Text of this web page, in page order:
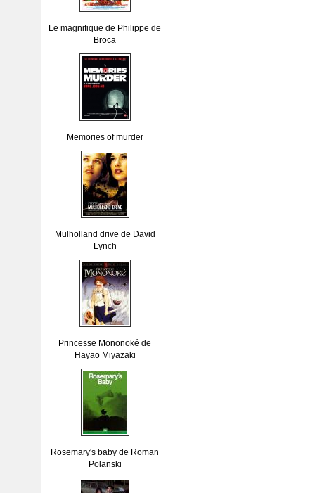
Le magnifique de Philippe de
Broca
Memories of murder
Mulholland drive de David
Lynch
Princesse Mononoké de
Hayao Miyazaki
Rosemary's baby de Roman
Polanski